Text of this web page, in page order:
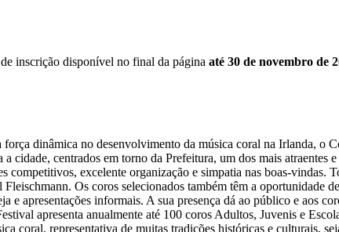
inscrição disponível no final da página até 30 de novembro de
força dinâmica no desenvolvimento da música coral na Irlanda, o
cidade, centrados em torno da Prefeitura, um dos mais
competitivos, excelente organização e simpatia nas boas-
Os coros selecionados também têm a oportunidade
e apresentações informais. A sua presença dá ao público e aos
apresenta anualmente até 100 coros Adultos, Juvenis e
coral, representativa de muitas tradições históricas e culturais,